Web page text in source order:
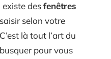
desfenêtres
selon votre
là tout l’art du
pour vous